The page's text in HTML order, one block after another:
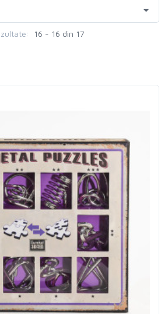
»
16 - 16 din 17